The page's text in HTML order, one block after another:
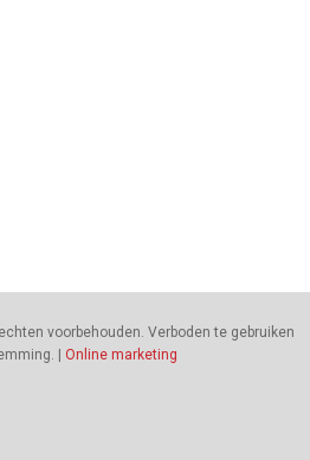
voorbehouden. Verboden te gebruiken
| Online marketing